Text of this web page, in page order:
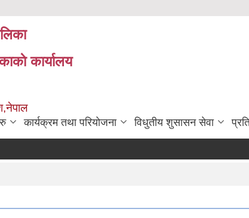
कार्यालय
कार्यक्रम तथा परियोजना विधुतीय शुसासन सेवा